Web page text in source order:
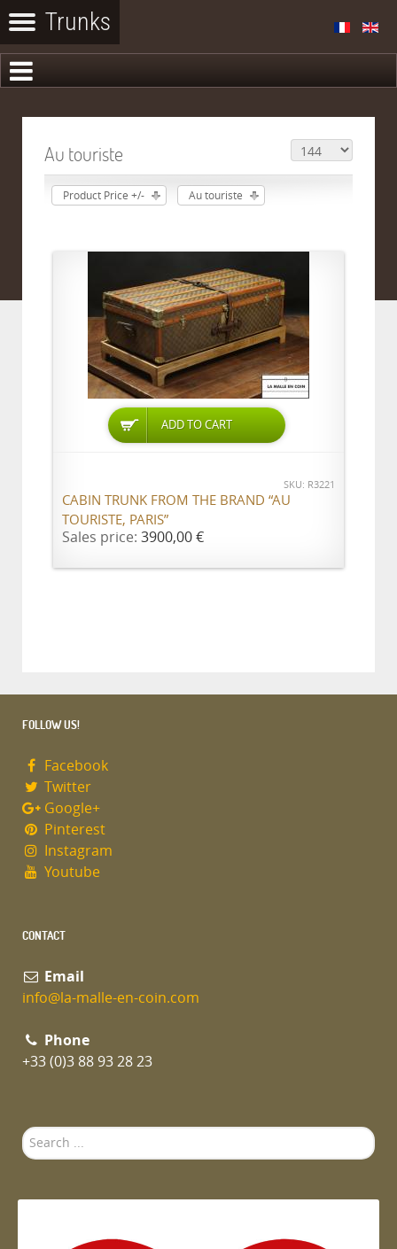
Au touriste
Product Price +/- Au touriste
ADD TO CART
SKU: R3221
CABIN TRUNK FROM THE BRAND “AU
TOURISTE, PARIS”
Sales price: 3900,00 €
FOLLOW US!
Facebook
Twitter
Google+
Pinterest
Instagram
Youtube
CONTACT
Email
info@la-malle-en-coin.com
Phone
+33 (0)3 88 93 28 23
Search
...